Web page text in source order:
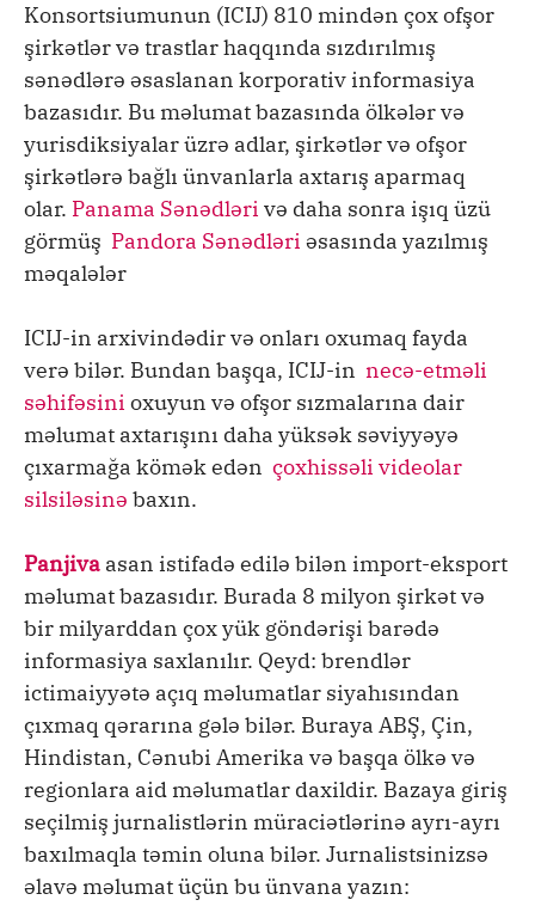
Konsortsiumunun (ICIJ) 810 mindən çox ofşor
şirkətlər və trastlar haqqında sızdırılmış
sənədlərə əsaslanan korporativ informasiya
bazasıdır. Bu məlumat bazasında ölkələr və
yurisdiksiyalar üzrə adlar, şirkətlər və ofşor
şirkətlərə bağlı ünvanlarla axtarış aparmaq
olar. Panama Sənədləri və daha sonra işıq üzü
görmüş Pandora Sənədləri əsasında yazılmış
məqalələr
ICIJ-in arxivindədir və onları oxumaq fayda
verə bilər. Bundan başqa, ICIJ-in necə-etməli
səhifəsini oxuyun və ofşor sızmalarına dair
məlumat axtarışını daha yüksək səviyyəyə
çıxarmağa kömək edən çoxhissəli videolar
silsiləsinə baxın.
Panjiva asan istifadə edilə bilən import-eksport
məlumat bazasıdır. Burada 8 milyon şirkət və
bir milyarddan çox yük göndərişi barədə
informasiya saxlanılır. Qeyd: brendlər
ictimaiyyətə açıq məlumatlar siyahısından
çıxmaq qərarına gələ bilər. Buraya ABŞ, Çin,
Hindistan, Cənubi Amerika və başqa ölkə və
regionlara aid məlumatlar daxildir. Bazaya giriş
seçilmiş jurnalistlərin müraciətlərinə ayrı-ayrı
baxılmaqla təmin oluna bilər. Jurnalistsinizsə
əlavə məlumat üçün bu ünvana yazın: